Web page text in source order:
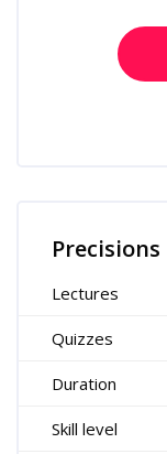
Precisions
Lectures
Quizzes
Duration
Skill level